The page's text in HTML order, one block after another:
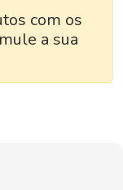
com os
a sua